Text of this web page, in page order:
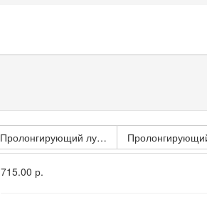
Пролонгирующий лубрикант на водной
715.00 р.